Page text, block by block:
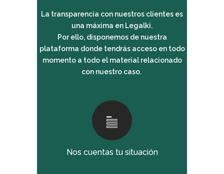
La transparencia con nuestros clientes es
una máxima en Legalki.
Por ello, disponemos de nuestra
plataforma donde tendrás acceso en todo
momento a todo el material relacionado
con nuestro caso.
Nos cuentas tu situación